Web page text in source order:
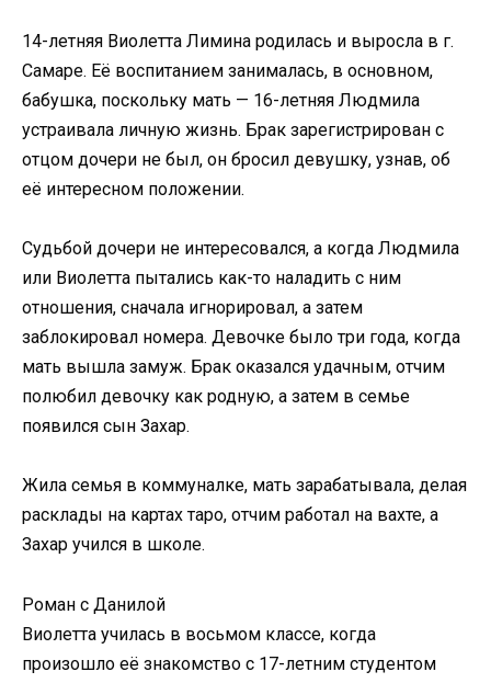
14-летняя Виолетта Лимина родилась и выросла в г.
Самаре. Её воспитанием занималась, в основном,
бабушка, поскольку мать — 16-летняя Людмила
устраивала личную жизнь. Брак зарегистрирован с
отцом дочери не был, он бросил девушку, узнав, об
её интересном положении.
Судьбой дочери не интересовался, а когда Людмила
или Виолетта пытались как-то наладить с ним
отношения, сначала игнорировал, а затем
заблокировал номера. Девочке было три года, когда
мать вышла замуж. Брак оказался удачным, отчим
полюбил девочку как родную, а затем в семье
появился сын Захар.
Жила семья в коммуналке, мать зарабатывала, делая
расклады на картах таро, отчим работал на вахте, а
Захар учился в школе.
Роман с Данилой
Виолетта училась в восьмом классе, когда
произошло её знакомство с 17-летним студентом